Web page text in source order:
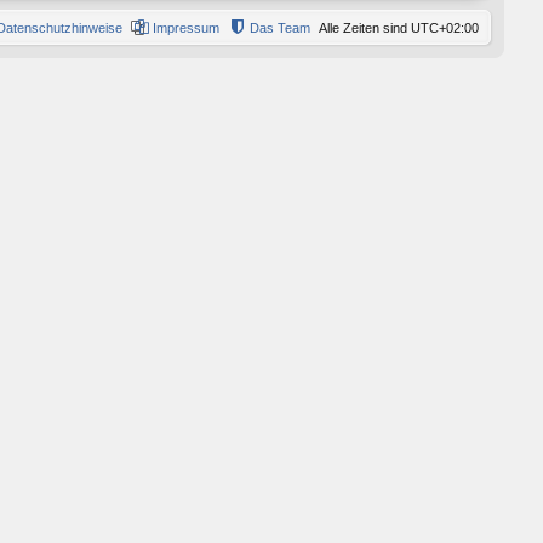
Alle Zeiten sind UTC+02:00
Das Team
Impressum